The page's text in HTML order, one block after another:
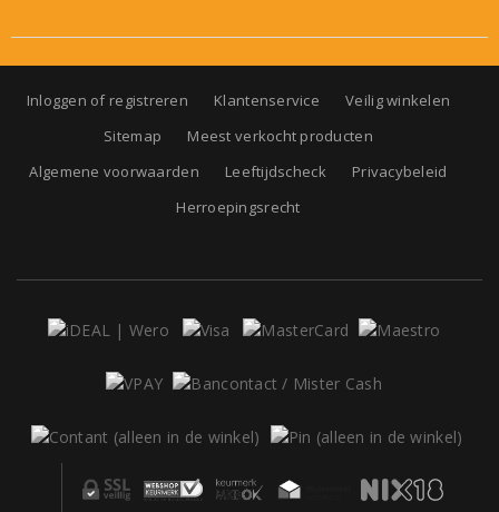
Inloggen of registreren Klantenservice
Veilig winkelen
Sitemap
Meest verkocht producten
Algemene voorwaarden
Leeftijdscheck
Privacybeleid
Herroepingsrecht